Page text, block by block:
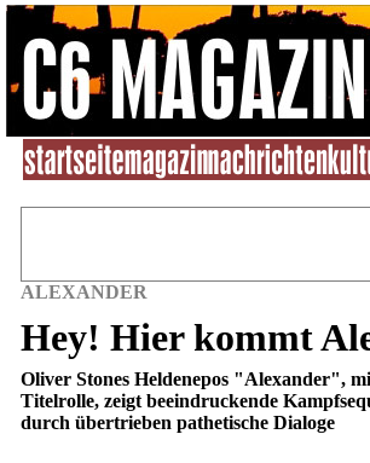
ALEXANDER
Hey! Hier kommt
Oliver Stones Heldenepos "Alexander",
Titelrolle, zeigt beeindruckende
durch übertrieben pathetische Dialoge